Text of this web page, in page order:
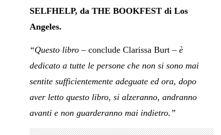
SELFHELP, da THE BOOKFEST di Los
Angeles.
“Questo libro– conclude Clarissa Burt – è
dedicato a tutte le persone che non si sono mai
sentite sufficientemente adeguate ed ora, dopo
aver letto questo libro, si alzeranno, andranno
avanti e non guarderanno mai indietro.”